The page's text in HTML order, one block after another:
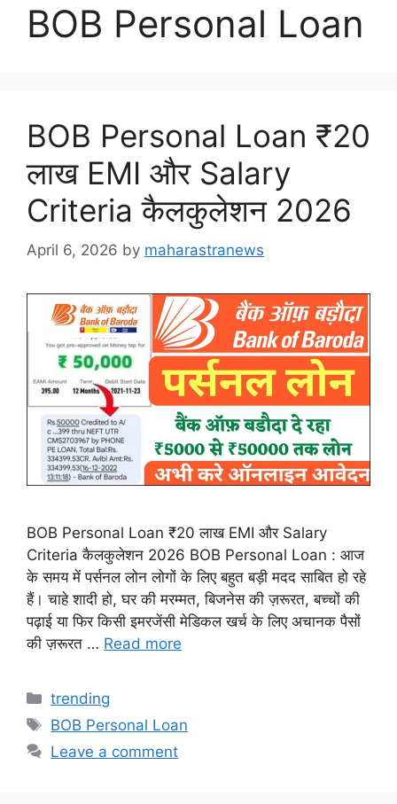
BOB Personal Loan
BOB Personal Loan ₹20
लाख EMI और Salary
Criteria कैलकुलेशन 2026
April 6, 2026 by maharastranews
BOB Personal Loan ₹20 लाख EMI और Salary
Criteria कैलकुलेशन 2026 BOB Personal Loan : आज
के समय में पर्सनल लोन लोगों के लिए बहुत बड़ी मदद साबित हो रहे
हैं। चाहे शादी हो, घर की मरम्मत, बिजनेस की ज़रूरत, बच्चों की
पढ़ाई या फिर किसी इमरजेंसी मेडिकल खर्च के लिए अचानक पैसों
की ज़रूरत … Read more
Categories
trending
Tags
BOB Personal Loan
Leave a comment